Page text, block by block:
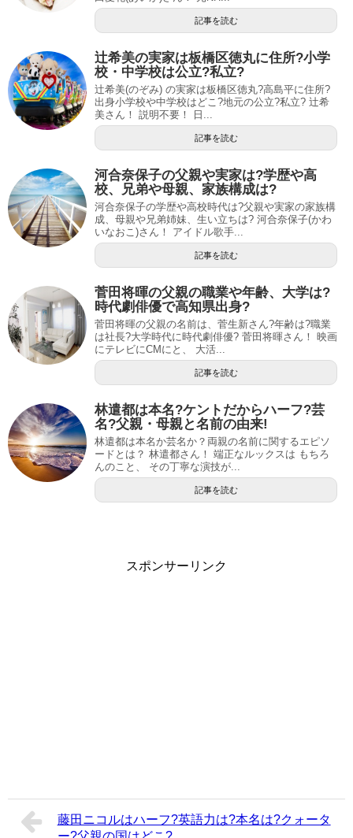
記事を読む
辻希美の実家は板橋区徳丸に住所?小学
校・中学校は公立?私立?
辻希美(のぞみ) の実家は板橋区徳丸?高島平に住所?
出身小学校や中学校はどこ?地元の公立?私立? 辻希
美さん！ 説明不要！ 日...
記事を読む
河合奈保子の父親や実家は?学歴や高
校、兄弟や母親、家族構成は?
河合奈保子の学歴や高校時代は?父親や実家の家族構
成、母親や兄弟姉妹、生い立ちは? 河合奈保子(かわ
いなおこ)さん！ アイドル歌手...
記事を読む
菅田将暉の父親の職業や年齢、大学は?
時代劇俳優で高知県出身?
菅田将暉の父親の名前は、菅生新さん?年齢は?職業
は社長?大学時代に時代劇俳優? 菅田将暉さん！ 映画
にテレビにCMにと、 大活...
記事を読む
林遣都は本名?ケントだからハーフ?芸
名?父親・母親と名前の由来!
林遣都は本名か芸名か？両親の名前に関するエピソ
ードとは？ 林遣都さん！ 端正なルックスは もちろ
んのこと、 その丁寧な演技が...
記事を読む
スポンサーリンク
藤田ニコルはハーフ?英語力は?本名は?クォータ